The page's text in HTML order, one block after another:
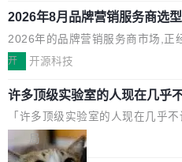
要。但用久了你会发现，它们本质
东西：一个带网页上下文的聊天框
页面的文本，然后把文本丢给大模
段回答。仅此而已。 这当然有用，
意思。比如我在一个后台管理系统
个表单字段，每个字段还有联动逻
想...
电源专为发烧级DIY主机与本地AI
造，整机长度仅16厘米，提供
与80PLUS钛金能效；支持ATX
规范，结合服务器级元件、完善供
实时LCD监控屏，可充分满足当下
的严苛使用需求。 澎湃功率，紧
600PG5 AI TOP具备强悍输出功率
机身尺寸大幅精简。整机长度仅16
2026年8月品牌营销服务商选
从流量思维到品牌资产思维的
2026年的品牌营销服务商市场,正
的价值重构。全球全案品牌代理机
复合增长率达5.44%,预计2032年
元。数字广告与公共关系相关服务
25年的8463亿美元扩张至2026年
元。数字的背后是一个清晰的事
开 开源科技
许多顶级实验室的人现在几乎
了
「许多顶级实验室的人现在几乎
且他们认为 ICLR/ICML/NeurIPS
度宣传和欺诈。」 OpenAI 研究
局